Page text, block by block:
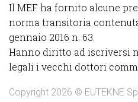
Il MEF ha fornito alcune
norma transitoria contenuta
gennaio 2016 n. 63.
Hanno diritto ad iscriversi
legali i vecchi dottori
Copyright 2026 © EUTEKNE